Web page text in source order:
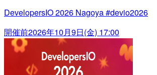
DevelopersIO 2026 Nagoya #devio2026
開催前2026年10月9日(金) 17:00